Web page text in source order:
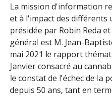
La mission d'information
et à l'impact des différents
présidée par Robin Reda
général est M. Jean-
mai 2021 le rapport
Janvier consacré au
le constat de l'échec de la
depuis 50 ans, tant en